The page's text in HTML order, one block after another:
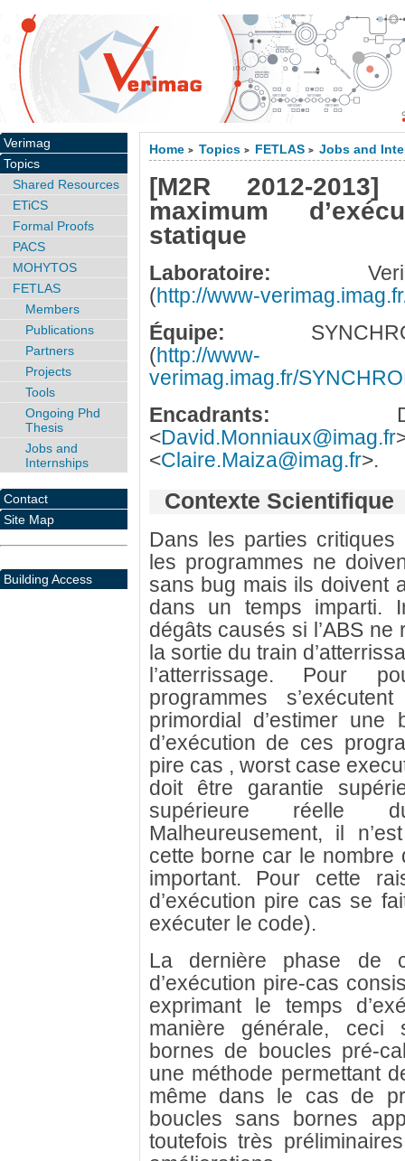
Home > Topics > FETLAS > Jobs and
[M2R 2012-
maximum
statique
Laboratoire:
(http://www-
Équipe:
(http://www-
verimag.imag.fr/
Encadrants:
<David.Monniaux@imag.fr
<Claire.Maiza@imag.fr>.
Contexte Scientifique
Dans les parties
les programmes ne
sans bug mais ils doivent
dans un temps imparti.
dégâts causés si l’ABS
la sortie du train
l’atterrissage. Pour
programmes
primordial d’estimer
d’exécution de ces
pire cas , worst case
doit être garantie
supérieure réelle
Malheureusement, il
cette borne car le
important. Pour cette
d’exécution pire cas se
exécuter le code).
La dernière phase de
d’exécution pire-cas
exprimant le temps
manière générale, ceci
bornes de boucles pré-
une méthode permettant
même dans le cas de
boucles sans bornes
toutefois très
Verimag
Topics
Shared Resources
ETiCS
Formal Proofs
PACS
MOHYTOS
FETLAS
Members
Publications
Partners
Projects
Tools
Ongoing Phd
Thesis
Jobs and
Internships
Contact
Site Map
Building Access